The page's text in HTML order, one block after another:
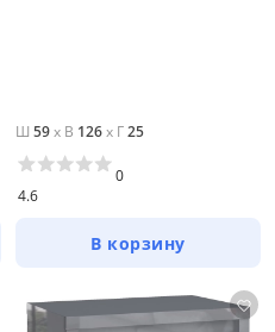
Ш 59x В 126x Г25
4.6
0
В корзину